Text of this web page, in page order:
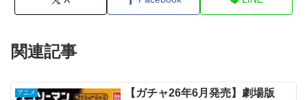
関連記事
アニメ
【ガチャ26年6月発売】劇場版